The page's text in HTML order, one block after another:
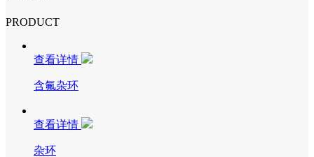
PRODUCT
查看详情
含氟杂环
查看详情
杂环